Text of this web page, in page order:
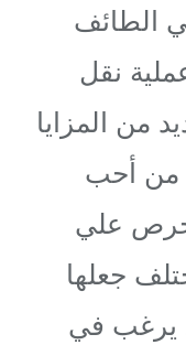
الطائف
نقل
من المزايا
من أحب
تحرص علي
جعلها
يرغب في